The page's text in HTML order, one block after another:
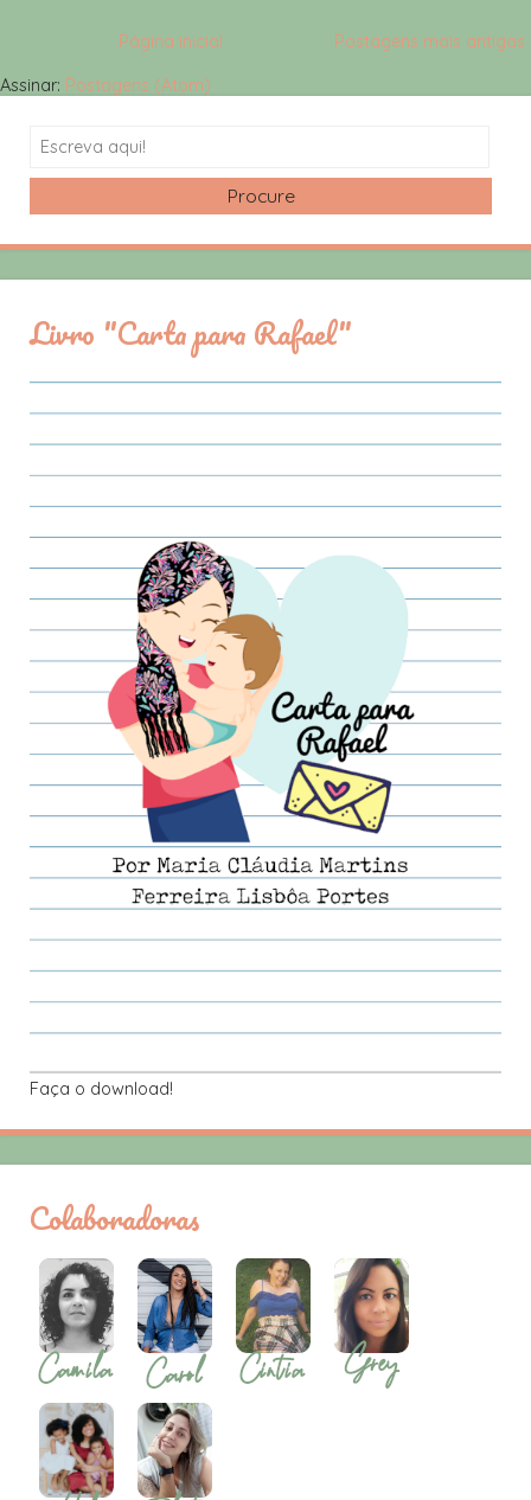
Postagens mais antigas
Página inicial
Assinar: Postagens (Atom)
Search
Livro "Carta para Rafael"
Faça o download!
Colaboradoras